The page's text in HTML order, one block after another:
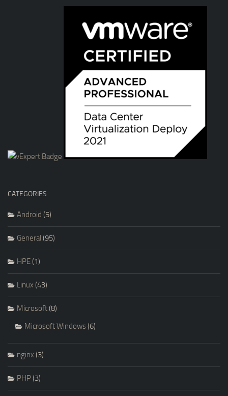
CATEGORIES
Android (5)
General (95)
HPE(1)
Linux (43)
Microsoft(8)
Microsoft Windows(6)
nginx (3)
PHP(3)